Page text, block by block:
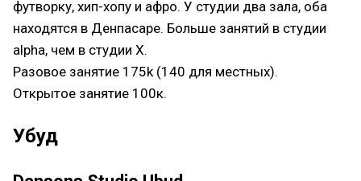
футворку, хип-хопу и афро. У студии два зала, оба
находятся в Денпасаре. Больше занятий в студии
alpha, чем в студии X.
Разовое занятие 175k (140 для местных).
Открытое занятие 100к.
Убуд